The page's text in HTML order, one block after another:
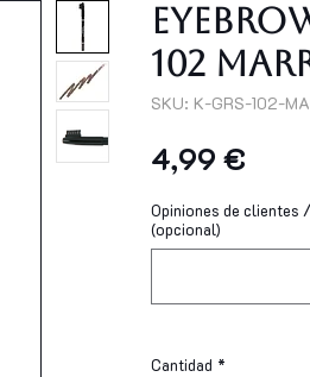
102
SKU: K-GRS-102-
4,99 €
Opiniones de clientes
(opcional)
Cantidad *